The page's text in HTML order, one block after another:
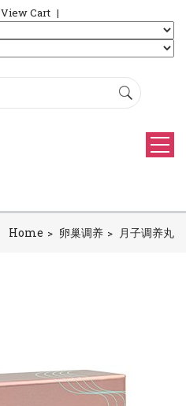
View Cart
Home 卵巢调养 月子调养丸